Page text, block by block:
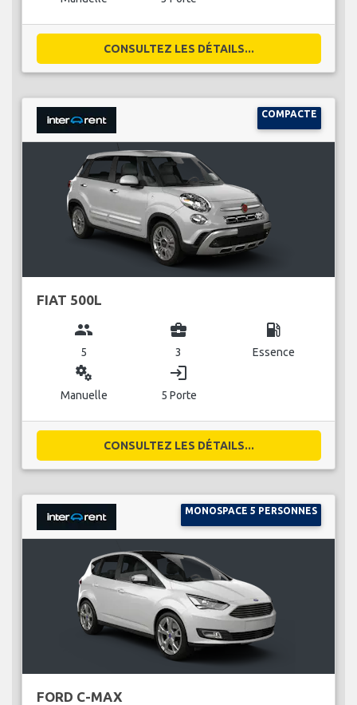
CONSULTEZ LES DÉTAILS...
COMPACTE
FIAT 500L
group
5
business_center
3
local_gas_station
Essence
miscellaneous_services
Manuelle
login
5 Porte
CONSULTEZ LES DÉTAILS...
MONOSPACE 5 PERSONNES
FORD C-MAX